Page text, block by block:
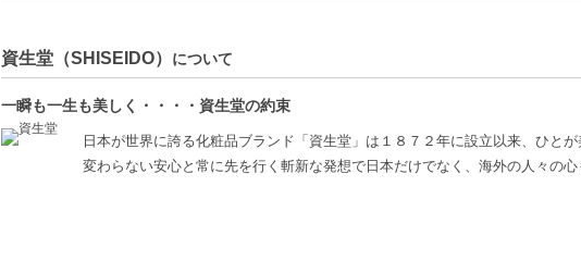
資生堂（SHISEIDO） について
一瞬も一生も美しく・・・・資生堂の約束
日本が世界に誇る化粧品ブランド「資生堂」は１８７２年に設立以来、ひと
変わらない安心と常に先を行く斬新な発想で日本だけでなく、海外の人々の心